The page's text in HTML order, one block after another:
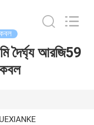
দৈর্ঘ্য আরজি59